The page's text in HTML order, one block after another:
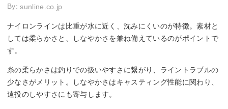
By: sunline.co.jp
ナイロンラインは比重が水に近く、沈みにくいのが特徴。素材と
しては柔らかさと、しなやかさを兼ね備えているのがポイントで
す。
糸の柔らかさは釣りでの扱いやすさに繋がり、ライントラブルの
少なさがメリット。しなやかさはキャスティング性能に関わり、
遠投のしやすさにも寄与します。